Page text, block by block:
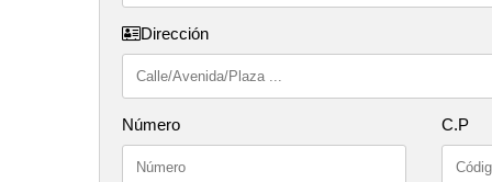
Dirección
Número C.P